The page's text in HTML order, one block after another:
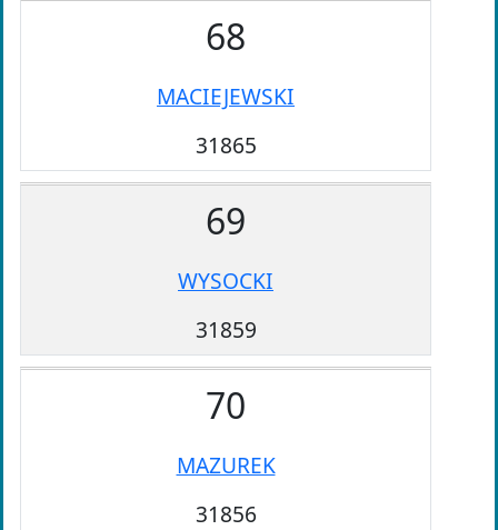
68
MACIEJEWSKI
31865
69
WYSOCKI
31859
70
MAZUREK
31856